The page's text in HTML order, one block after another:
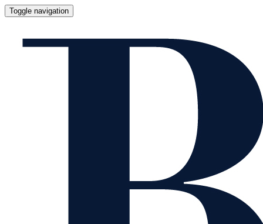
Toggle navigation